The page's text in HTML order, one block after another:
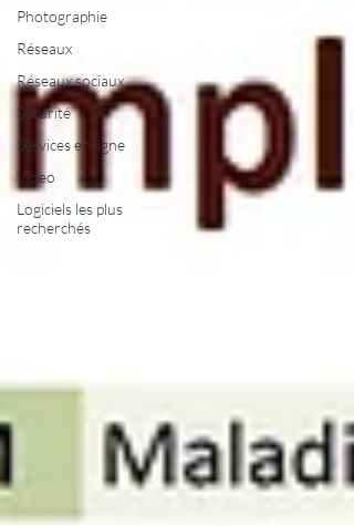
Photographie
Réseaux
Réseaux sociaux
Sécurité
Services en ligne
Video
Logiciels les plus
recherchés